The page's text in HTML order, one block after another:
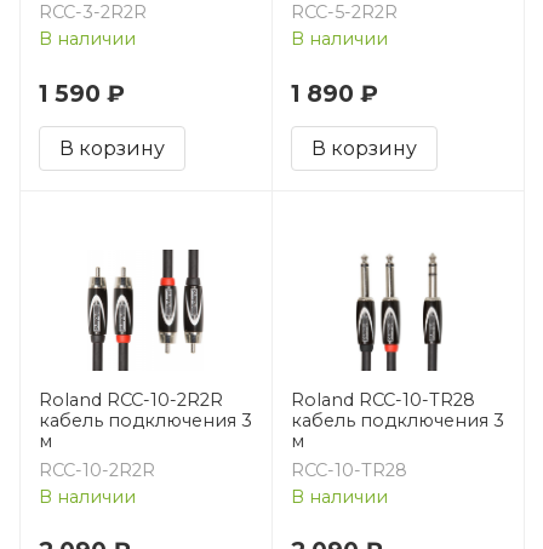
RCC-3-2R2R
В наличии
1 590 ₽
В корзину
RCC-5-2R2R
В наличии
1 890 ₽
В корзину
Roland RCC-10-2R2R
кабель подключения 3
м
RCC-10-2R2R
В наличии
Roland RCC-10-TR28
кабель подключения 3
м
RCC-10-TR28
В наличии